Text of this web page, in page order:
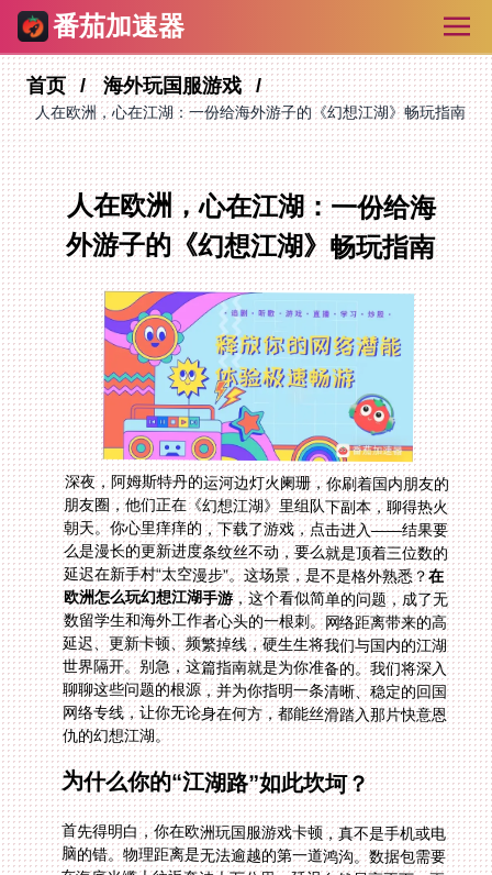
番茄加速器
首页 海外玩国服游戏
人在欧洲，心在江湖：一份给海外游子的《幻想江湖》畅玩指南
人在欧洲，心在江湖：一份给海
外游子的《幻想江湖》畅玩指南
深夜，阿姆斯特丹的运河边灯火阑珊，你刷着国内朋友的
朋友圈，他们正在《幻想江湖》里组队下副本，聊得热火
朝天。你心里痒痒的，下载了游戏，点击进入——结果要
么是漫长的更新进度条纹丝不动，要么就是顶着三位数的
延迟在新手村“太空漫步”。这场景，是不是格外熟悉？在
欧洲怎么玩幻想江湖手游，这个看似简单的问题，成了无
数留学生和海外工作者心头的一根刺。网络距离带来的高
延迟、更新卡顿、频繁掉线，硬生生将我们与国内的江湖
世界隔开。别急，这篇指南就是为你准备的。我们将深入
聊聊这些问题的根源，并为你指明一条清晰、稳定的回国
网络专线，让你无论身在何方，都能丝滑踏入那片快意恩
仇的幻想江湖。
为什么你的“江湖路”如此坎坷？
首先得明白，你在欧洲玩国服游戏卡顿，真不是手机或电
脑的错。物理距离是无法逾越的第一道鸿沟。数据包需要
在海底光缆上往返奔波上万公里，延迟自然居高不下。更
复杂的是“网络拥堵”和“策略性限制”。国际网络节点在高
峰时段就像节假日的高速公路，数据包堵在路上，丢包、
跳ping就来了。而一些网络服务商对跨境流量有特殊的路
由管理，你的游戏数据可能被绕到更远的路径，导致体验
雪上加霜。明白了这些，你就知道，单纯换个路由器或者